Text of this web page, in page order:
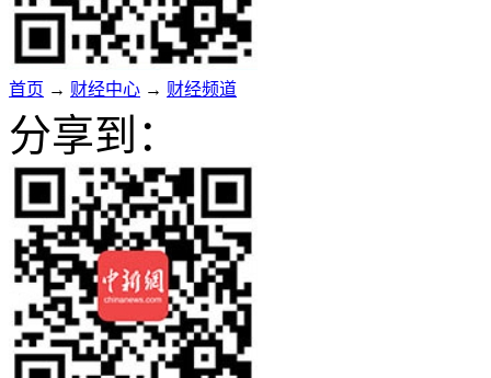
首页 → 财经中心 → 财经频道
分享到：